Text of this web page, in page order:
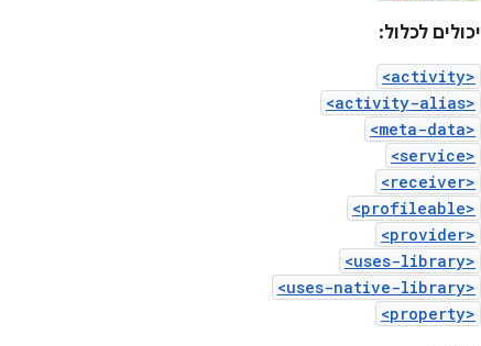
יכולים לכלול:
<activity>
<activity-alias>
<meta-data>
<service>
<receiver>
<profileable>
<provider>
<uses-library>
<uses-native-library>
<property>